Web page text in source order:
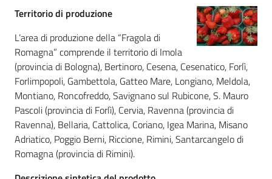
Altri
regimi
di
qualità
Food
Valley
news
Le
strade
Territorio di produzione
L’area di produzione della “Fragola di
Romagna” comprende il territorio di Imola
(provincia di Bologna), Bertinoro, Cesena, Cesenatico, Forlì,
Forlimpopoli, Gambettola, Gatteo Mare, Longiano, Meldola,
Montiano, Roncofreddo, Savignano sul Rubicone, S. Mauro
Pascoli (provincia di Forlì), Cervia, Ravenna (provincia di
Ravenna), Bellaria, Cattolica, Coriano, Igea Marina, Misano
Adriatico, Poggio Berni, Riccione, Rimini, Santarcangelo di
Romagna (provincia di Rimini).